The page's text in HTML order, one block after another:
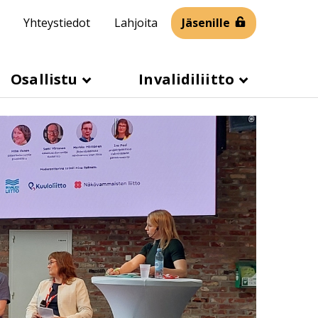
Yhteystiedot Lahjoita Jäsenille
Osallistu Invalidiliitto